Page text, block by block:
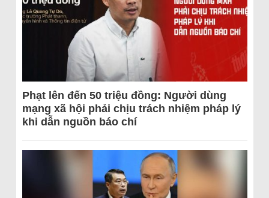
Phạt lên đến 50 triệu đồng: Người dùng
mạng xã hội phải chịu trách nhiệm pháp lý
khi dẫn nguồn báo chí